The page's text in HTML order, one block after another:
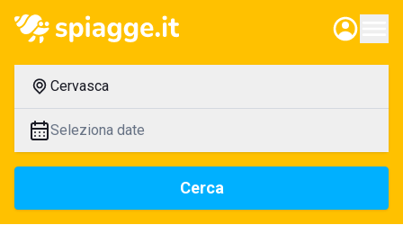
Cervasca
Seleziona date
Cerca